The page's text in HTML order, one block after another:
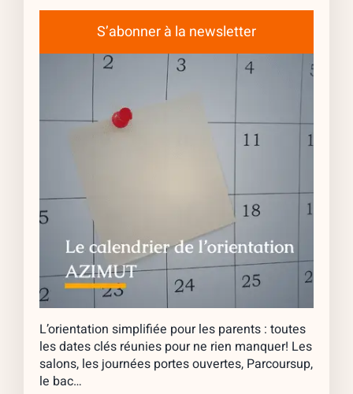
S’abonner à la newsletter
L’orientation simplifiée pour les parents : toutes
les dates clés réunies pour ne rien manquer! Les
salons, les journées portes ouvertes, Parcoursup,
le bac…